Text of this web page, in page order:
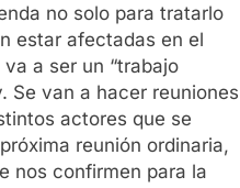
no solo para tratarlo
estar afectadas en el
a ser un “trabajo
Se van a hacer reuniones
actores que se
reunión ordinaria,
nos confirmen para la